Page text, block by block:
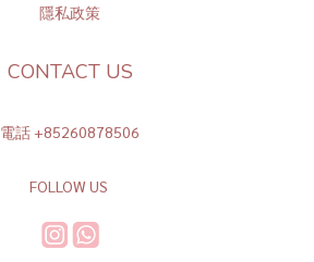
隱私政策
CONTACT US
電話 +85260878506
FOLLOW US